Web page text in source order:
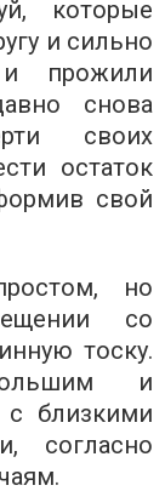
которые
и сильно
прожили
снова
своих
остаток
свой
но
со
тоску.
и
близкими
согласно